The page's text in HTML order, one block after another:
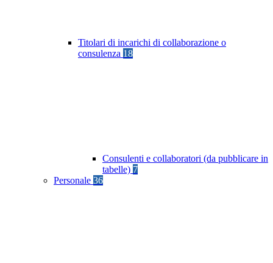
Titolari di incarichi di collaborazione o
consulenza 18
Consulenti e collaboratori (da pubblicare in
tabelle) 7
Personale 36